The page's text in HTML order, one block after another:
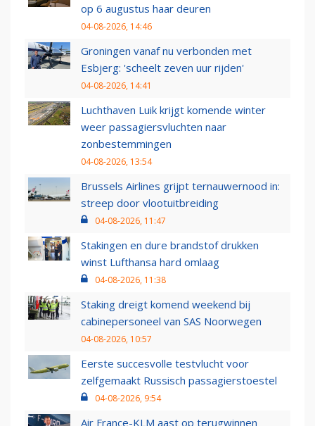
op 6 augustus haar deuren
04-08-2026, 14:46
Groningen vanaf nu verbonden met
Esbjerg: 'scheelt zeven uur rijden'
04-08-2026, 14:41
Luchthaven Luik krijgt komende winter
weer passagiersvluchten naar
zonbestemmingen
04-08-2026, 13:54
Brussels Airlines grijpt ternauwernood in:
streep door vlootuitbreiding
04-08-2026, 11:47
Stakingen en dure brandstof drukken
winst Lufthansa hard omlaag
04-08-2026, 11:38
Staking dreigt komend weekend bij
cabinepersoneel van SAS Noorwegen
04-08-2026, 10:57
Eerste succesvolle testvlucht voor
zelfgemaakt Russisch passagierstoestel
04-08-2026, 9:54
Air France-KLM aast op terugwinnen